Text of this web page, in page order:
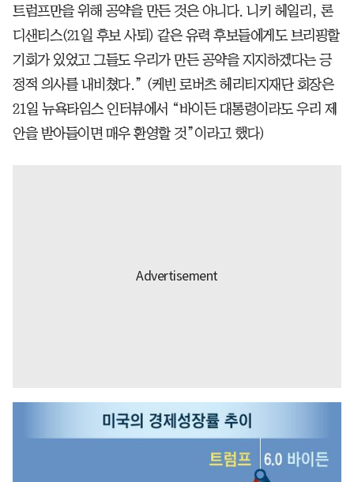
트럼프만을 위해 공약을 만든 것은 아니다. 니키 헤일리, 론
디샌티스(21일 후보 사퇴) 같은 유력 후보들에게도 브리핑할
기회가 있었고 그들도 우리가 만든 공약을 지지하겠다는 긍
정적 의사를 내비쳤다.” (케빈 로버츠 헤리티지재단 회장은
21일 뉴욕타임스 인터뷰에서 “바이든 대통령이라도 우리 제
안을 받아들이면 매우 환영할 것”이라고 했다)